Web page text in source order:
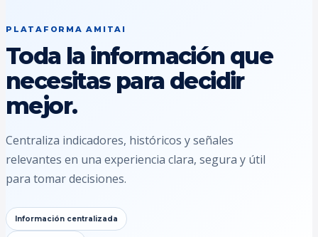
PLATAFORMA AMITAI
Toda la información que
necesitas para decidir
mejor.
Centraliza indicadores, históricos y señales
relevantes en una experiencia clara, segura y útil
para tomar decisiones.
Información centralizada